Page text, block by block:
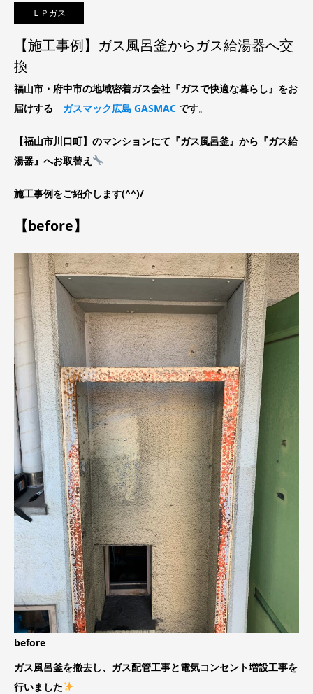
ＬＰガス
【施工事例】ガス風呂釜からガス給湯器へ交
換
福山市・府中市の地域密着ガス会社『ガスで快適な暮らし』をお
届けする ガスマック広島 GASMAC です。
【福山市川口町】のマンションにて『ガス風呂釜』から『ガス給
湯器』へお取替え
施工事例をご紹介します(^^)/
【before】
before
ガス風呂釜を撤去し、ガス配管工事と電気コンセント増設工事を
行いました